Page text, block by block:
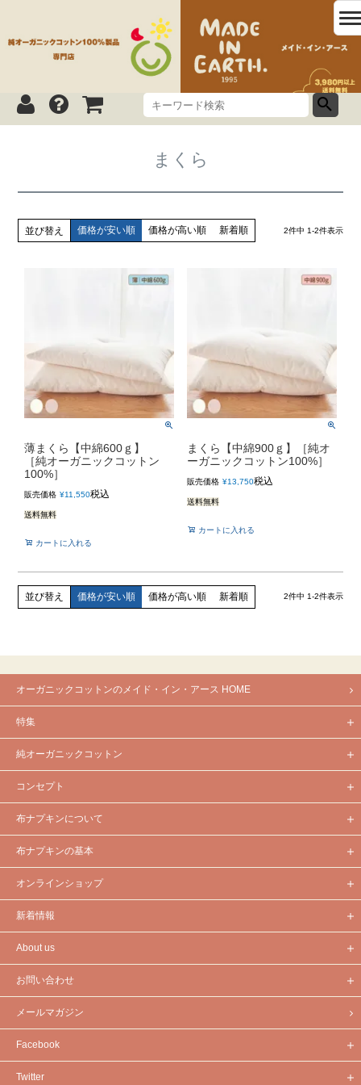
まくら
並び替え 価格が安い順 価格が高い順 新着順 2件中 1-2件表示
薄まくら【中綿600ｇ】
［純オーガニックコットン
100%］
販売価格 ¥11,550税込
送料無料
カートに入れる
まくら【中綿900ｇ】［純オ
ーガニックコットン100%］
販売価格 ¥13,750税込
送料無料
カートに入れる
並び替え 価格が安い順 価格が高い順 新着順 2件中 1-2件表示
オーガニックコットンのメイド・イン・アース HOME
特集
純オーガニックコットン
コンセプト
布ナプキンについて
布ナプキンの基本
オンラインショップ
新着情報
About us
お問い合わせ
メールマガジン
Facebook
Twitter